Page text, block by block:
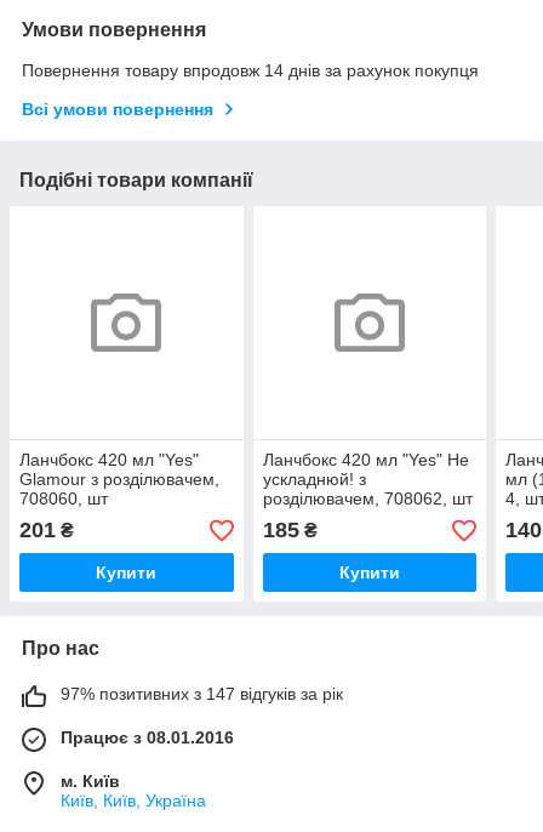
Умови повернення
Повернення товару впродовж 14 днів за рахунок покупця
Всі умови повернення
Подібні товари компанії
Ланчбокс 420 мл "Yes"
Glamour з розділювачем,
708060, шт
201 ₴
Купити
Ланчбокс 420 мл "Yes" Не
ускладнюй! з
розділювачем, 708062, шт
185₴
Купити
мл
4,
140
Про нас
97% позитивних з 147 відгуків за рік
Працює з 08.01.2016
м. Київ
Київ, Київ, Україна